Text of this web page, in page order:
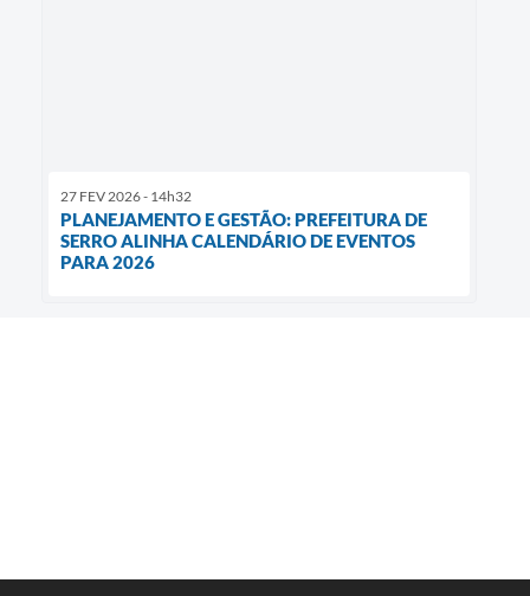
27 FEV 2026 - 14h32
PLANEJAMENTO E GESTÃO: PREFEITURA DE
SERRO ALINHA CALENDÁRIO DE EVENTOS
PARA 2026